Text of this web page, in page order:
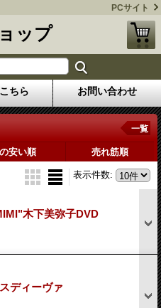
PCサイト
ップ
ちら お問い合わせ
一覧
安い順 売れ筋順
表示件数:
木下美弥子DVD
ディーヴァ